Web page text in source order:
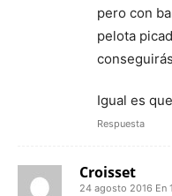
pero con
pelota
Igual es
Respuesta
Croisset
24 agosto 2016 En